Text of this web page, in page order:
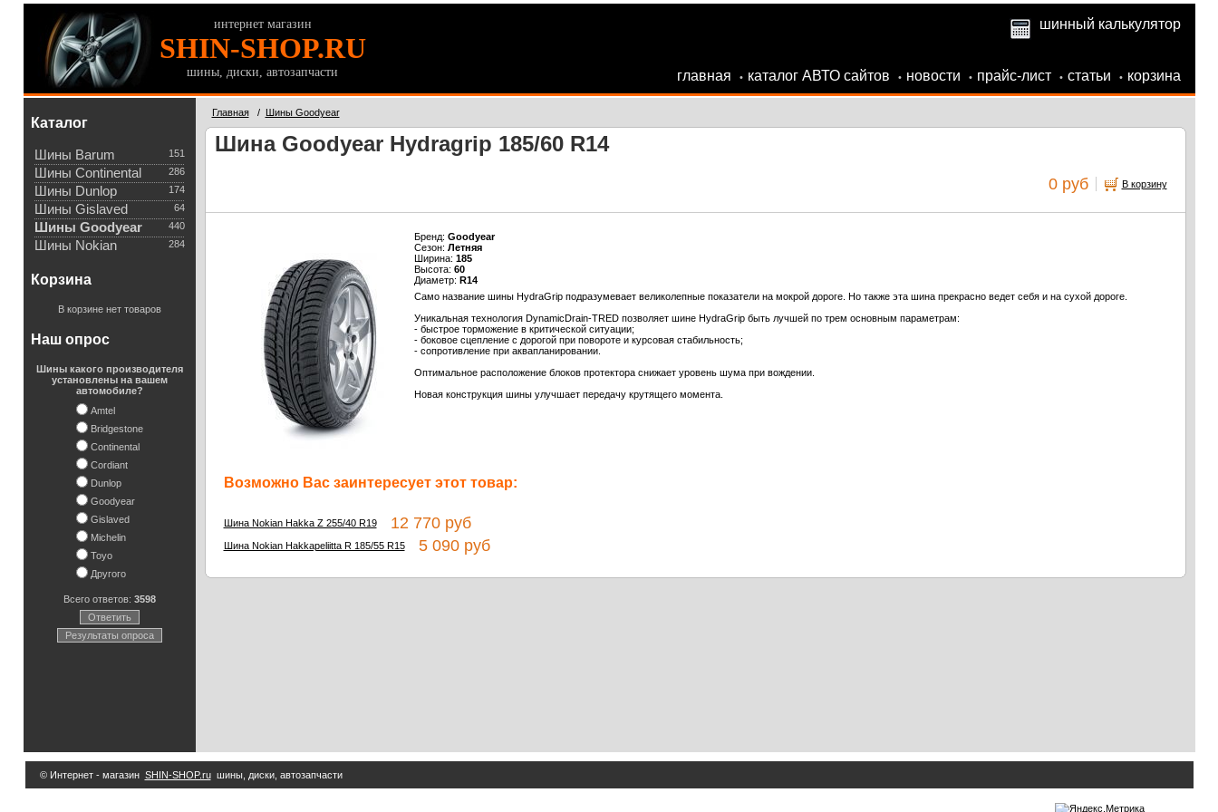
интернет магазин
SHIN-SHOP.RU
шины, диски, автозапчасти
шинный калькулятор
главная • каталог АВТО сайтов • новости • прайс-лист • статьи • корзина
Каталог
151
Шины Barum
286
Шины Continental
174
Шины Dunlop
64
Шины Gislaved
440
Шины Goodyear
284
Шины Nokian
Корзина
В корзине нет товаров
Наш опрос
Шины какого производителя
установлены на вашем
автомобиле?
Amtel
Bridgestone
Continental
Cordiant
Dunlop
Goodyear
Gislaved
Michelin
Toyo
Другого
Всего ответов: 3598
Ответить
Результаты опроса
Главная/ Шины Goodyear
Шина Goodyear Hydragrip 185/60 R14
0 руб В корзину
Бренд: Goodyear
Сезон: Летняя
Ширина: 185
Высота: 60
Диаметр: R14
Само название шины HydraGrip подразумевает великолепные показатели на мокрой дороге. Но также эта шина прекрасно ведет себя и на сухой дороге.
Уникальная технология DynamicDrain-TRED позволяет шине HydraGrip быть лучшей по трем основным параметрам:
- быстрое торможение в критической ситуации;
- боковое сцепление с дорогой при повороте и курсовая стабильность;
- сопротивление при аквапланировании.
Оптимальное расположение блоков протектора снижает уровень шума при вождении.
Новая конструкция шины улучшает передачу крутящего момента.
Возможно Вас заинтересует этот товар:
Шина Nokian Hakka Z 255/40 R1912 770 руб
Шина Nokian Hakkapeliitta R 185/55 R155 090 руб
© Интернет - магазин SHIN-SHOP.ruшины, диски, автозапчасти